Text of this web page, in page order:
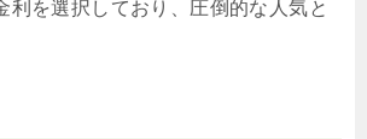
利を選択しており、圧倒的な人気と